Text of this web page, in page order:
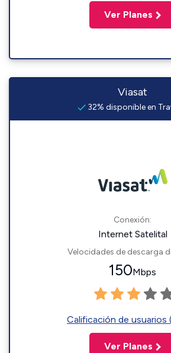
Ver Planes
Viasat
32% disponible en
Conexión:
Internet Satelital
Velocidades de descarga
150Mbps
Calificación de
Ver Planes